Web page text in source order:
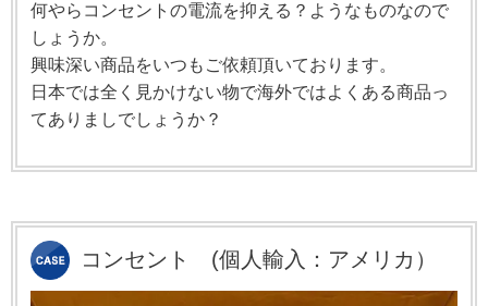
何やらコンセントの電流を抑える？ようなものなので
しょうか。
興味深い商品をいつもご依頼頂いております。
日本では全く見かけない物で海外ではよくある商品っ
てありましでしょうか？
コンセント (個人輸入：アメリカ）